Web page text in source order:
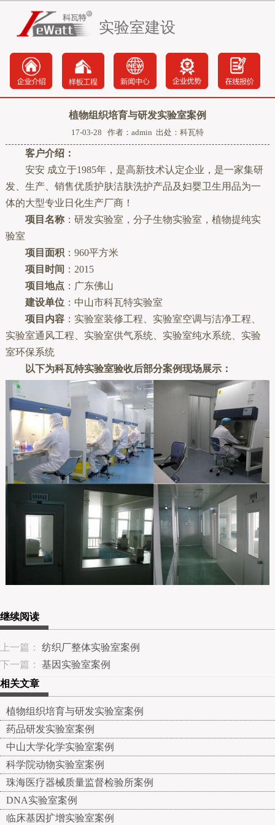
实验室建设
植物组织培育与研发实验室案例
17-03-28 作者：admin 出处：科瓦特
客户介绍：
安安 成立于1985年，是高新技术认定企业，是一家集研
发、生产、销售优质护肤洁肤洗护产品及妇婴卫生用品为一
体的大型专业日化生产厂商！
项目名称：研发实验室，分子生物实验室，植物提纯实
验室
项目面积：960平方米
项目时间 ：2015
项目地点 ：广东佛山
建设单位：中山市科瓦特实验室
项目内容：实验室装修工程、实验室空调与洁净工程、
实验室通风工程、实验室供气系统、实验室纯水系统、实验
室环保系统
以下为科瓦特实验室验收后部分案例现场展示：
继续阅读
上一篇： 纺织厂整体实验室案例
下一篇：
基因实验室案例
相关文章
植物组织培育与研发实验室案例
药品研发实验室案例
中山大学化学实验室案例
科学院动物实验室案例
珠海医疗器械质量监督检验所案例
DNA实验室案例
临床基因扩增实验室案例